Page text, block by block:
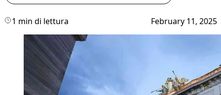
1 min di lettura February 11, 2025